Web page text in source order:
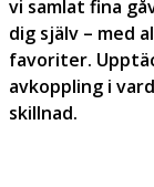
vi samlat fina
dig själv – med
favoriter.
avkoppling i
skillnad.